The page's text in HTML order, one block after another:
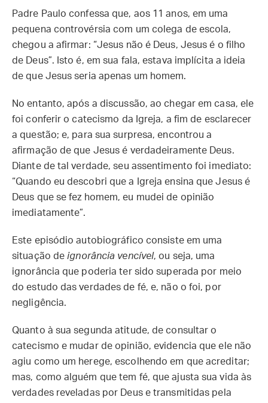
Padre Paulo confessa que, aos 11 anos, em uma
pequena controvérsia com um colega de escola,
chegou a afirmar: “Jesus não é Deus, Jesus é o filho
de Deus”. Isto é, em sua fala, estava implícita a ideia
de que Jesus seria apenas um homem.
No entanto, após a discussão, ao chegar em casa, ele
foi conferir o catecismo da Igreja, a fim de esclarecer
a questão; e, para sua surpresa, encontrou a
afirmação de que Jesus é verdadeiramente Deus.
Diante de tal verdade, seu assentimento foi imediato:
“Quando eu descobri que a Igreja ensina que Jesus é
Deus que se fez homem, eu mudei de opinião
imediatamente”.
Este episódio autobiográfico consiste em uma
situação deignorância vencível, ou seja, uma
ignorância que poderia ter sido superada por meio
do estudo das verdades de fé, e, não o foi, por
negligência.
Quanto à sua segunda atitude, de consultar o
catecismo e mudar de opinião, evidencia que ele não
agiu como um herege, escolhendo em que acreditar;
mas, como alguém que tem fé, que ajusta sua vida às
verdades reveladas por Deus e transmitidas pela